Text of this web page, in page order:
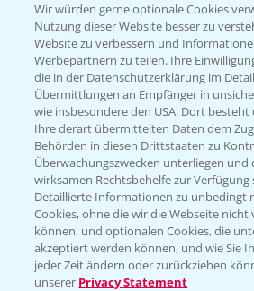
NEU: Herbizidmaßnahme im
MaisTer Power Flexx
06.05.2025
Wir würden gerne optionale Cookies
Nutzung dieser Website besser zu
Website zu verbessern und
Werbepartnern zu teilen. Ihre
die in der Datenschutzerklärung im
Übermittlungen an Empfänger in
wie insbesondere den USA. Dort besteht
Ihre derart übermittelten Daten dem
Behörden in diesen Drittstaaten zu
Überwachungszwecken unterliegen und
wirksamen Rechtsbehelfe zur Verfügung
Detaillierte Informationen zu unbedingt
Cookies, ohne die wir die Webseite
können, und optionalen Cookies, die
akzeptiert werden können, und wie Sie
jeder Zeit ändern oder zurückziehen
unserer Privacy Statement